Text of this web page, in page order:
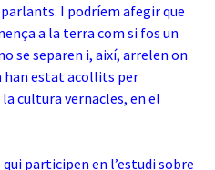
I podríem afegir que
a la terra com si fos un
se separen i, així, arrelen on
han estat acollits per
cultura vernacles, en el
participen en l’estudi sobre